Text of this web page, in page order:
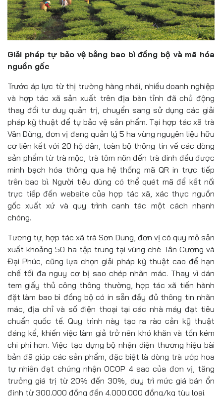
Giải pháp tự bảo vệ bằng bao bì đồng bộ và mã hóa
nguồn gốc
Trước áp lực từ thị trường hàng nhái, nhiều doanh nghiệp
và hợp tác xã sản xuất trên địa bàn tỉnh đã chủ động
thay đổi tư duy quản trị, chuyển sang sử dụng các giải
pháp kỹ thuật để tự bảo vệ sản phẩm. Tại hợp tác xã trà
Vân Dũng, đơn vị đang quản lý 5 ha vùng nguyên liệu hữu
cơ liên kết với 20 hộ dân, toàn bộ thông tin về các dòng
sản phẩm từ trà mộc, trà tôm nõn đến trà đinh đều được
minh bạch hóa thông qua hệ thống mã QR in trực tiếp
trên bao bì. Người tiêu dùng có thể quét mã để kết nối
trực tiếp đến website của hợp tác xã, xác thực nguồn
gốc xuất xứ và quy trình canh tác một cách nhanh
chóng.
Tương tự, hợp tác xã trà Sơn Dung, đơn vị có quy mô sản
xuất khoảng 50 ha tập trung tại vùng chè Tân Cương và
Đại Phúc, cũng lựa chọn giải pháp kỹ thuật cao để hạn
chế tối đa nguy cơ bị sao chép nhãn mác. Thay vì dán
tem giấy thủ công thông thường, hợp tác xã tiến hành
đặt làm bao bì đồng bộ có in sẵn đầy đủ thông tin nhãn
mác, địa chỉ và số điện thoại tại các nhà máy đạt tiêu
chuẩn quốc tế. Quy trình này tạo ra rào cản kỹ thuật
đáng kể, khiến việc làm giả trở nên khó khăn và tốn kém
chi phí hơn. Việc tạo dựng bộ nhận diện thương hiệu bài
bản đã giúp các sản phẩm, đặc biệt là dòng trà ướp hoa
tự nhiên đạt chứng nhận OCOP 4 sao của đơn vị, tăng
trưởng giá trị từ 20% đến 30%, duy trì mức giá bán ổn
định từ 300.000 đồng đến 4.000.000 đồng/kg tùy loại.